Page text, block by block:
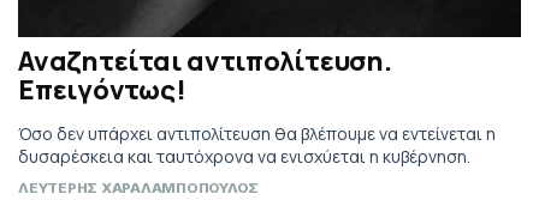
Αναζητείται αντιπολίτευση.
Επειγόντως!
Όσο δεν υπάρχει αντιπολίτευση θα βλέπουμε να εντείνεται η
δυσαρέσκεια και ταυτόχρονα να ενισχύεται η κυβέρνηση.
ΛΕΥΤΕΡΗΣ ΧΑΡΑΛΑΜΠΟΠΟΥΛΟΣ